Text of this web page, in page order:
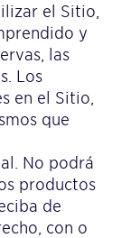
el Sitio,
y
las
Los
en el Sitio,
que
No podrá
productos
de
con o